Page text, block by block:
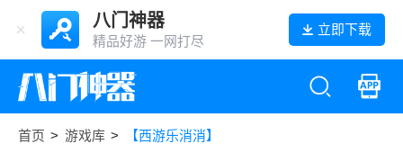
八门神器
精品好游 一网打尽
立即下载
首页 > 游戏库 > 【西游乐消消】